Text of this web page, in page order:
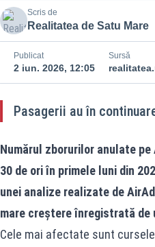
Scris de
Realitatea de Satu Mare
Publicat
2 iun. 2026, 12:05
Sursă
Pasagerii au în
Numărul zborurilor anulate
30 de ori în primele luni din
unei analize realizate de
mare creștere înregistrată de
Cele mai afectate sunt